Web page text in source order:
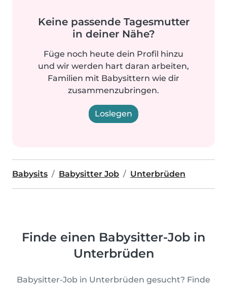
Keine passende Tagesmutter
in deiner Nähe?
Füge noch heute dein Profil hinzu
und wir werden hart daran arbeiten,
Familien mit Babysittern wie dir
zusammenzubringen.
Loslegen
Babysits Babysitter Job Unterbrüden
Finde einen Babysitter-Job in
Unterbrüden
Babysitter-Job in Unterbrüden gesucht? Finde